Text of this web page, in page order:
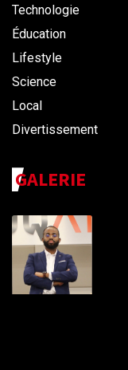
Technologie
Éducation
Lifestyle
Science
Local
Divertissement
GALERIE